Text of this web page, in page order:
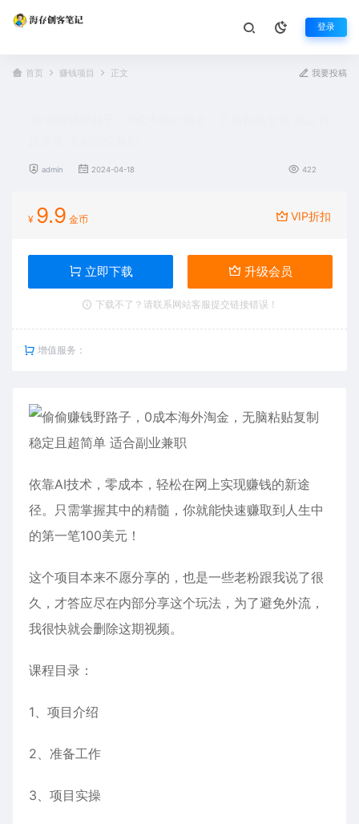
登录
首页 赚钱项目 正文 我要投稿
admin 2024-04-18 422
¥ 9.9 金币 VIP折扣
立即下载 升级会员
下载不了？请联系网站客服提交链接错误！
增值服务：
依靠AI技术，零成本，轻松在网上实现赚钱的新途
径。只需掌握其中的精髓，你就能快速赚取到人生中
的第一笔100美元！
这个项目本来不愿分享的，也是一些老粉跟我说了很
久，才答应尽在内部分享这个玩法，为了避免外流，
我很快就会删除这期视频。
课程目录：
1、项目介绍
2、准备工作
3、项目实操